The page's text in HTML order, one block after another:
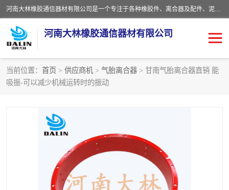
河南大林橡胶通信器材有限公司是一个专注于各种橡胶件、离合器及配件、泥浆泵及配件等产品设计制造和加工的企业。产品应用于矿山、冶金、石油、钢铁、化工、水泥、船舶、造纸、通用机械等各种大功率机械传动或制动装置。
河南大林橡胶通信器材有限公司
当前位置： 首页 > 供应商机 > 气胎离合器 > 甘南气胎离合器直销 能
吸振-可以减少机械运转时的振动
推盘离合器
VC离合器
PO隔膜离合器 气胎离合器
泥浆泵空气包胶囊 气动元件